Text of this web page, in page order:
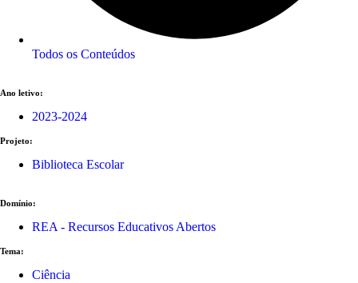
Todos os Conteúdos
Ano letivo:
2023-2024
Projeto:
Biblioteca Escolar
Domínio:
REA - Recursos Educativos Abertos
Tema:
Ciência